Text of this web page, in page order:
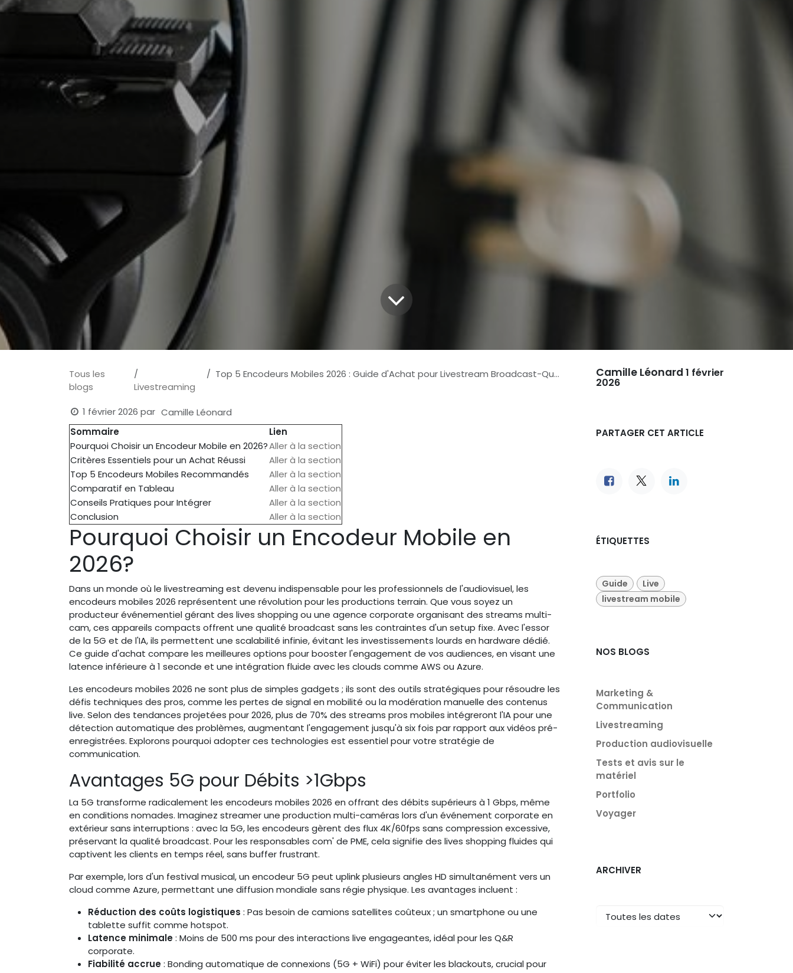
Tous les
blogs
Livestreaming
Top 5 Encodeurs Mobiles 2026 : Guide d'Achat pour Livestream Broadcast-Quality
1 février 2026 par Camille Léonard
Sommaire
Lien
Pourquoi Choisir un Encodeur Mobile en 2026?Aller à la section
Critères Essentiels pour un Achat Réussi
Aller à la section
Top 5 Encodeurs Mobiles Recommandés
Aller à la section
Comparatif en Tableau
Aller à la section
Conseils Pratiques pour Intégrer
Aller à la section
Conclusion
Aller à la section
Pourquoi Choisir un Encodeur Mobile en
2026?
Dans un monde où le livestreaming est devenu indispensable pour les professionnels de l'audiovisuel, les
encodeurs mobiles 2026 représentent une révolution pour les productions terrain. Que vous soyez un
producteur événementiel gérant des lives shopping ou une agence corporate organisant des streams multi-
cam, ces appareils compacts offrent une qualité broadcast sans les contraintes d'un setup fixe. Avec l'essor
de la 5G et de l'IA, ils permettent une scalabilité infinie, évitant les investissements lourds en hardware dédié.
Ce guide d'achat compare les meilleures options pour booster l'engagement de vos audiences, en visant une
latence inférieure à 1 seconde et une intégration fluide avec les clouds comme AWS ou Azure.
Les encodeurs mobiles 2026 ne sont plus de simples gadgets ; ils sont des outils stratégiques pour résoudre les
défis techniques des pros, comme les pertes de signal en mobilité ou la modération manuelle des contenus
live. Selon des tendances projetées pour 2026, plus de 70% des streams pros mobiles intégreront l'IA pour une
détection automatique des problèmes, augmentant l'engagement jusqu'à six fois par rapport aux vidéos pré-
enregistrées. Explorons pourquoi adopter ces technologies est essentiel pour votre stratégie de
communication.
Avantages 5G pour Débits >1Gbps
La 5G transforme radicalement les encodeurs mobiles 2026 en offrant des débits supérieurs à 1 Gbps, même
en conditions nomades. Imaginez streamer une production multi-caméras lors d'un événement corporate en
extérieur sans interruptions : avec la 5G, les encodeurs gèrent des flux 4K/60fps sans compression excessive,
préservant la qualité broadcast. Pour les responsables com' de PME, cela signifie des lives shopping fluides qui
captivent les clients en temps réel, sans buffer frustrant.
Par exemple, lors d'un festival musical, un encodeur 5G peut uplink plusieurs angles HD simultanément vers un
cloud comme Azure, permettant une diffusion mondiale sans régie physique. Les avantages incluent :
Réduction des coûts logistiques : Pas besoin de camions satellites coûteux ; un smartphone ou une
tablette suffit comme hotspot.
Latence minimale: Moins de 500 ms pour des interactions live engageantes, idéal pour les Q&R
corporate.
Fiabilité accrue: Bonding automatique de connexions (5G + WiFi) pour éviter les blackouts, crucial pour
Camille Léonard 1 février
2026
PARTAGER CET ARTICLE
ÉTIQUETTES
Guide
Live
livestream mobile
NOS BLOGS
Marketing &
Communication
Livestreaming
Production audiovisuelle
Tests et avis sur le
matériel
Portfolio
Voyager
ARCHIVER